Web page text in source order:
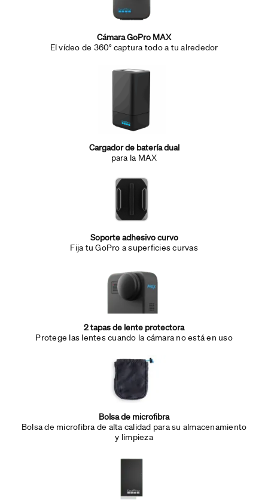
Cámara GoPro MAX
El vídeo de 360° captura todo a tu alrededor
Cargador de batería dual
para la MAX
Soporte adhesivo curvo
Fija tu GoPro a superficies curvas
2 tapas de lente protectora
Protege las lentes cuando la cámara no está en uso
Bolsa de microfibra
Bolsa de microfibra de alta calidad para su almacenamiento
y limpieza